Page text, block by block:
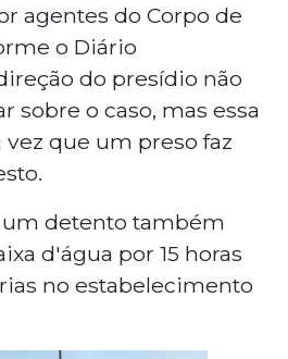
agentes do Corpo de
o Diário
do presídio não
sobre o caso, mas essa
que um preso faz
um detento também
d'água por 15 horas
no estabelecimento